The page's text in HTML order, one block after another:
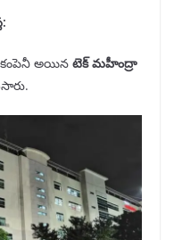
కంపెనీ అయిన టెక్ మహీంద్రా